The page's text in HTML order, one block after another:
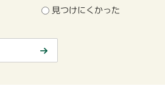
見つけにくかった